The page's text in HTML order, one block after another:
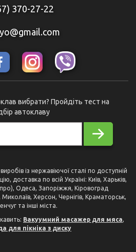
370-27-22
вибрати? Пройдіть тест на
автоклаву
із нержавіючої сталі по доступній
доставка по всій Україні: Київ, Харьків,
Одеса, Запоріжжя, Кіровоград
Херсон, Чернігів, Краматорськ,
та інші міста.
Вакуумний масажер для мяса,
для пікніка з диску